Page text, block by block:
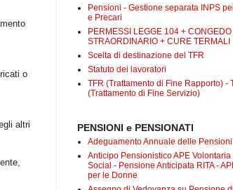
o
altri
Pensioni - Gestione separata INPS
e Precari
PERMESSI LEGGE 104 + CONGEDO
STRAORDINARIO + CURE TERMALI
Scelta di destinazione del TFR
Statuto dei lavoratori
TFR (Trattamento di Fine Rapporto) -
(Trattamento di Fine Servizio)
PENSIONI e PENSIONATI
Adeguamento Annuale delle Pensioni
Anticipo Pensionistico APE Volontaria
Social - Pensione Anticipata RITA -
per le Donne